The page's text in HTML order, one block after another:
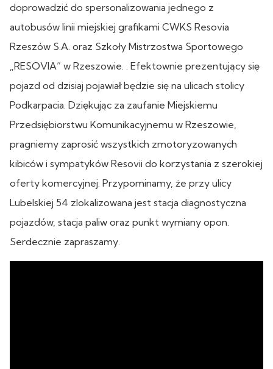
doprowadzić do spersonalizowania jednego z
autobusów linii miejskiej grafikami CWKS Resovia
Rzeszów S.A. oraz Szkoły Mistrzostwa Sportowego
„RESOVIA” w Rzeszowie. . Efektownie prezentujący się
pojazd od dzisiaj pojawiał będzie się na ulicach stolicy
Podkarpacia. Dziękując za zaufanie Miejskiemu
Przedsiębiorstwu Komunikacyjnemu w Rzeszowie,
pragniemy zaprosić wszystkich zmotoryzowanych
kibiców i sympatyków Resovii do korzystania z szerokiej
oferty komercyjnej. Przypominamy, że przy ulicy
Lubelskiej 54 zlokalizowana jest stacja diagnostyczna
pojazdów, stacja paliw oraz punkt wymiany opon.
Serdecznie zapraszamy.